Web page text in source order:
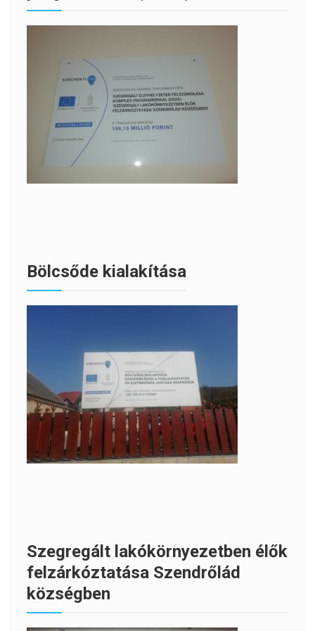
Bölcsőde kialakítása
Szegregált lakókörnyezetben élők
felzárkóztatása Szendrőlád
községben